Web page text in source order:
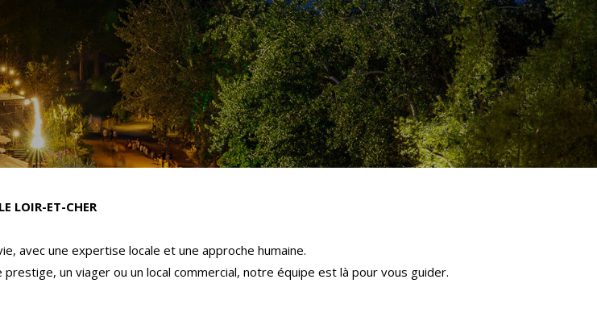
LOIR-ET-CHER
avec une expertise locale et une approche humaine.
un viager ou un local commercial, notre équipe est là pour vous guider.